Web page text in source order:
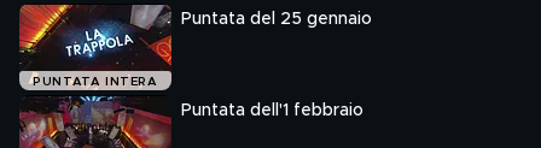
PUNTATA INTERA
Puntata del 25 gennaio
Puntata dell'1 febbraio